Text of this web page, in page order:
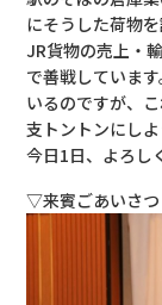
にそうした荷物
JR貨物の売上・
で善戦していま
いるのですが、
支トントンにし
今日1日、よろし
▽来賓ごあいさつ